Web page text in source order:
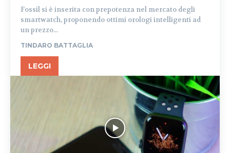
Fossil si è inserita con prepotenza nel mercato degli
smartwatch, proponendo ottimi orologi intelligenti ad
un prezzo...
TINDARO BATTAGLIA
LEGGI